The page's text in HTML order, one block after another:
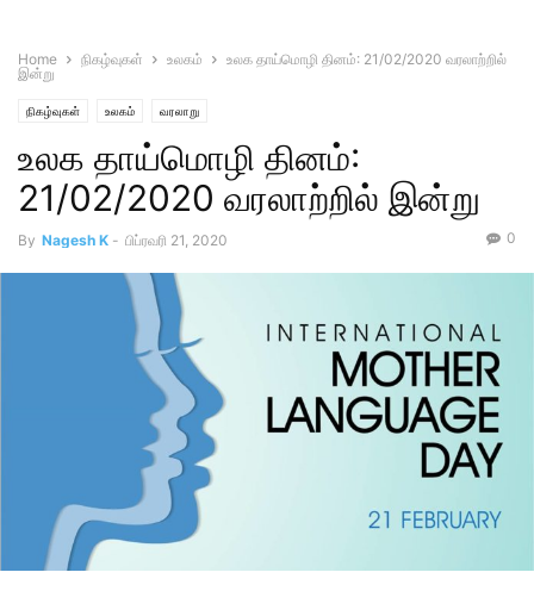
Home நிகழ்வுகள் உலகம்
உலக தாய்மொழி தினம்: 21/02/2020 வரலாற்றில்
இன்று
நிகழ்வுகள் உலகம் வரலாறு
உலக தாய்மொழி தினம்:
21/02/2020 வரலாற்றில் இன்று
By Nagesh K - பிப்ரவரி 21, 2020 0